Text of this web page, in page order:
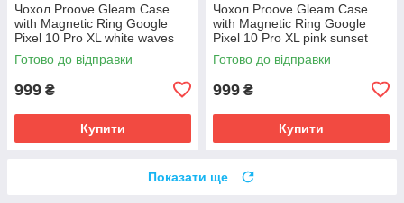
Чохол Proove Gleam Case
with Magnetic Ring Google
Pixel 10 Pro XL white waves
(PCGCGPGX1070) Білі хвилі
Готово до відправки
999 ₴
Купити
Чохол Proove Gleam Case
with Magnetic Ring Google
Pixel 10 Pro XL pink sunset
(PCGCGPGX1074) Рожевий
захід сонця
Готово до відправки
999 ₴
Купити
Показати ще